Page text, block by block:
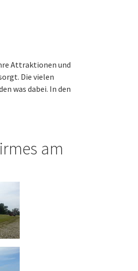
Attraktionen und
Die vielen
was dabei. In den
am